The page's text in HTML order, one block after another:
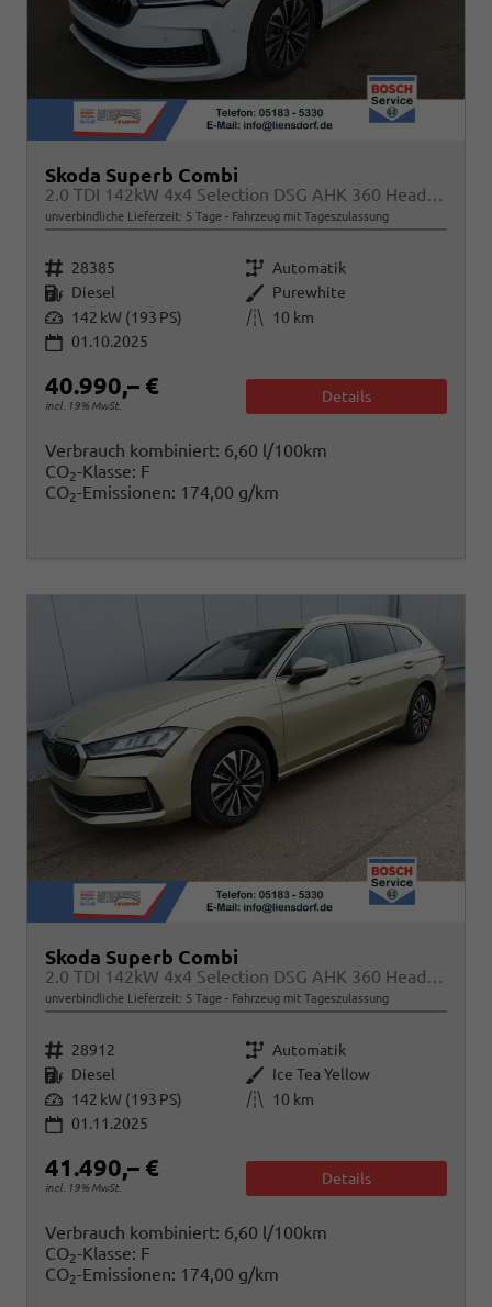
Skoda Superb Combi
2.0 TDI 142kW 4x4 Selection DSG AHK 360 Head Up
unverbindliche Lieferzeit: 5 Tage Fahrzeug mit Tageszulassung
Fahrzeugnr. 28385 Getriebe Automatik
Kraftstoff Diesel Außenfarbe Purewhite
Leistung 142 kW (193 PS) Kilometerstand
10 km
01.10.2025
40.990,– €
incl. 19% MwSt.
Details
Verbrauch kombiniert: 6,60 l/100km
CO2-Klasse: F
CO2-Emissionen: 174,00 g/km
Skoda Superb Combi
2.0 TDI 142kW 4x4 Selection DSG AHK 360 Head Up
unverbindliche Lieferzeit: 5 Tage Fahrzeug mit Tageszulassung
Fahrzeugnr. 28912 Getriebe Automatik
Kraftstoff Diesel Außenfarbe Ice Tea Yellow
Leistung 142 kW (193 PS) Kilometerstand
10 km
01.11.2025
41.490,– €
incl. 19% MwSt.
Details
Verbrauch kombiniert: 6,60 l/100km
CO2-Klasse: F
CO2-Emissionen: 174,00 g/km